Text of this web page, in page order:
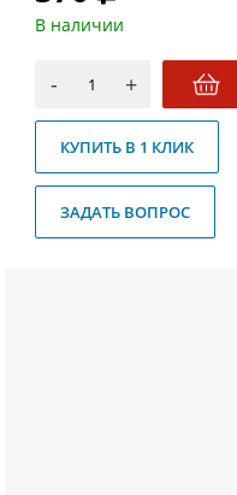
В наличии
- +
КУПИТЬ В 1 КЛИК
ЗАДАТЬ ВОПРОС